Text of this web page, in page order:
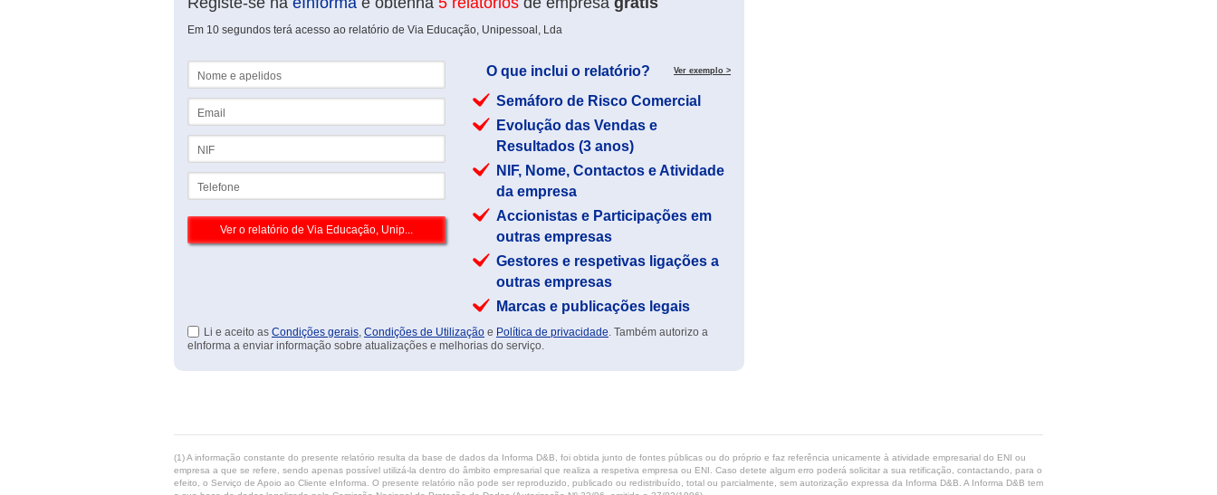
Em 10 segundos terá acesso ao relatório de Via Educação, Unipessoal, Lda
O que inclui o relatório? Ver exemplo >
Semáforo de Risco Comercial
Evolução das Vendas e
Resultados (3 anos)
NIF, Nome, Contactos e Atividade
da empresa
Accionistas e Participações em
outras empresas
Gestores e respetivas ligações a
outras empresas
Marcas e publicações legais
Li e aceito as Condições gerais, Condições de Utilização e Política de privacidade. Também autorizo a
eInforma a enviar informação sobre atualizações e melhorias do serviço.
(1) A informação constante do presente relatório resulta da base de dados da Informa D&B, foi obtida junto de fontes públicas ou do próprio e faz referência unicamente à atividade empresarial do ENI ou
empresa a que se refere, sendo apenas possível utilizá-la dentro do âmbito empresarial que realiza a respetiva empresa ou ENI. Caso detete algum erro poderá solicitar a sua retificação, contactando, para o
efeito, o Serviço de Apoio ao Cliente eInforma. O presente relatório não pode ser reproduzido, publicado ou redistribuído, total ou parcialmente, sem autorização expressa da Informa D&B. A Informa D&B tem